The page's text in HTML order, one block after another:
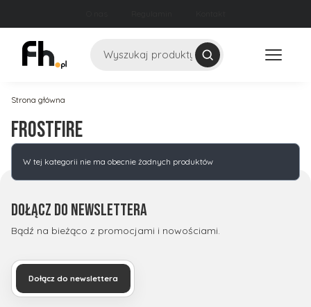
Szukaj
Strona główna
FROSTFIRE
Lista produktów
W tej kategorii nie ma obecnie żadnych produktów
Dołącz do newslettera
Bądź na bieżąco z promocjami i nowościami.
Dołącz do newslettera